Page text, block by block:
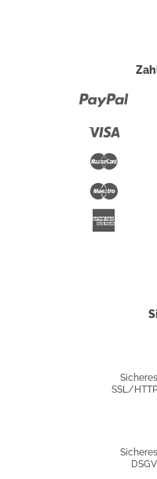
Maestro
SSL/